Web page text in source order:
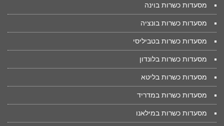
מסעדות כשרות בוינה
מסעדות כשרות בונציה
מסעדות כשרות בטביליסי
מסעדות כשרות בלונדון
מסעדות כשרות בליטא
מסעדות כשרות במדריד
מסעדות כשרות במילאנו